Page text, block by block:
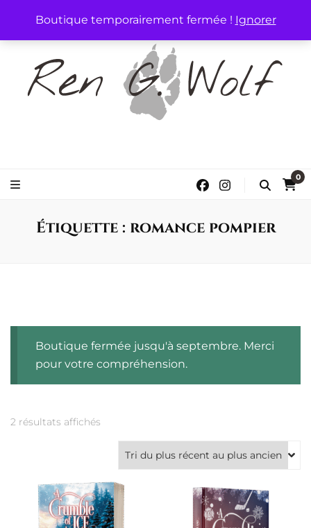
Boutique temporairement fermée ! Ignorer
0
Étiquette : romance pompier
Boutique fermée jusqu'à septembre. Merci
pour votre compréhension.
2 résultats affichés
récent
au
plus
ancien